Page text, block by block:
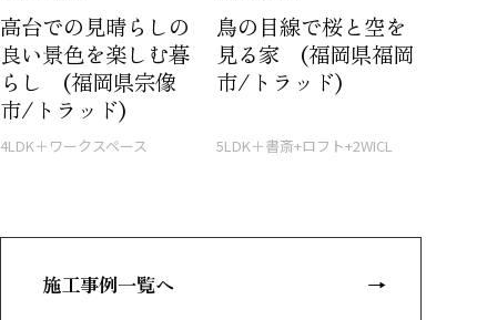
高台での見晴らしの
良い景色を楽しむ暮
らし (福岡県宗像
市/トラッド)
4LDK＋ワークスペース
鳥の目線で桜と空を
見る家 (福岡県福岡
市/トラッド)
5LDK＋書斎+ロフト+2WICL
施工事例一覧へ